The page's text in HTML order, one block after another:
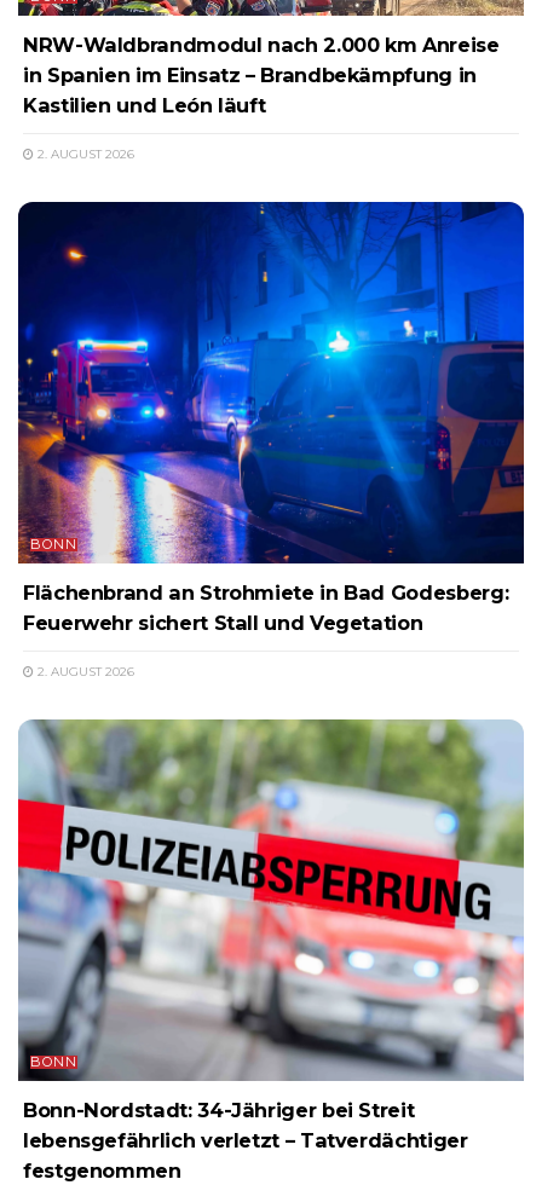
NRW-Waldbrandmodul nach 2.000 km Anreise
in Spanien im Einsatz – Brandbekämpfung in
Kastilien und León läuft
2. AUGUST 2026
BONN
Flächenbrand an Strohmiete in Bad Godesberg:
Feuerwehr sichert Stall und Vegetation
2. AUGUST 2026
BONN
Bonn-Nordstadt: 34-Jähriger bei Streit
lebensgefährlich verletzt – Tatverdächtiger
festgenommen